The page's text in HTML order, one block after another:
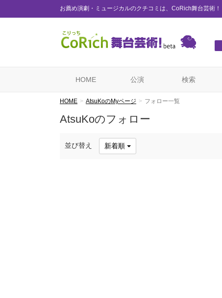
お薦め演劇・ミュージカルのクチコミは、CoRich舞台芸術！
HOME 公演 検索
HOME AtsuKoのMyページ フォロー一覧
AtsuKoのフォロー
並び替え 新着順